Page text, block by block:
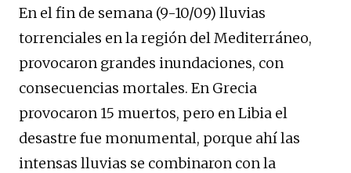
En el fin de semana (9-10/09) lluvias
torrenciales en la región del Mediterráneo,
provocaron grandes inundaciones, con
consecuencias mortales. En Grecia
provocaron 15 muertos, pero en Libia el
desastre fue monumental, porque ahí las
intensas lluvias se combinaron con la